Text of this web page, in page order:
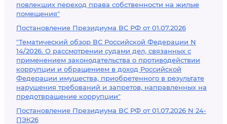
повлекших переход права собственности на жилые
помещения"
Постановление Президиума ВС РФ от 01.07.2026
"Тематический обзор ВС Российской Федерации N
14/2026. О рассмотрении судами дел, связанных с
применением законодательства о противодействии
коррупции и обращением в доход Российской
Федерации имущества, приобретенного в результате
нарушения требований и запретов, направленных на
предотвращение коррупции"
Постановление Президиума ВС РФ от 01.07.2026 N 24-
ПЭК26